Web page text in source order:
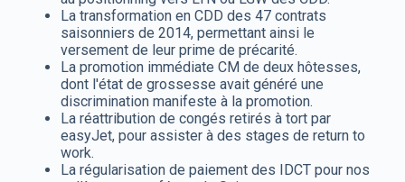
La transformation en CDD des 47 contrats
saisonniers de 2014, permettant ainsi le
versement de leur prime de précarité.
La promotion immédiate CM de deux hôtesses,
dont l'état de grossesse avait généré une
discrimination manifeste à la promotion.
La réattribution de congés retirés à tort par
easyJet, pour assister à des stages de return to
work.
La régularisation de paiement des IDCT pour nos